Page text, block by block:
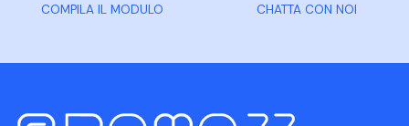
COMPILA IL MODULO CHATTA CON NOI